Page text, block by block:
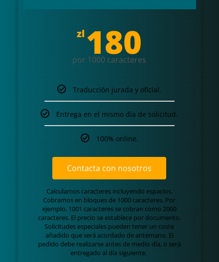
zl 180
por 1000 caracteres
Traducción jurada y oficial.
Entrega en el mismo día de solicitud.
100% online.
Contacta con nosotros
Calculamos caracteres incluyendo espacios.
Cobramos en bloques de 1000 caracteres. Por
ejemplo, 1001 caracteres se cobran como 2000
caracteres. El precio se establece por documento.
Solicitudes especiales pueden tener un coste
añadido que será acordado de antemano. El
pedido debe realizarse antes de medio día, o será
entregado al día siguiente.